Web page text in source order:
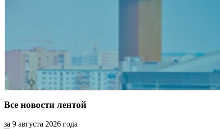
Все новости лентой
за 9 августа 2026 года